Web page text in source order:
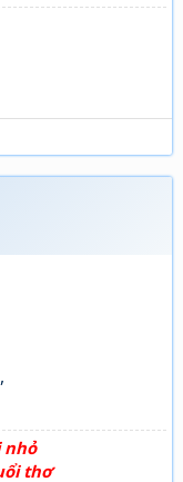
nhỏ
thơ